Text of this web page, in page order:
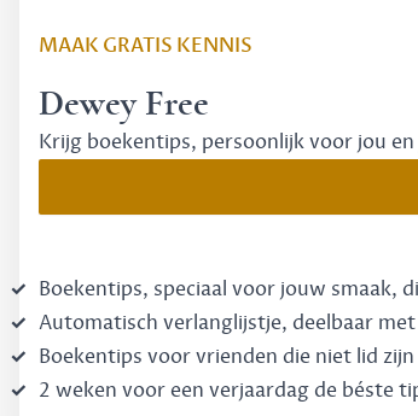
MAAK GRATIS KENNIS
Dewey Free
Krijg boekentips, persoonlijk voor jou
Boekentips, speciaal voor jouw smaak,
Automatisch verlanglijstje, deelbaar
Boekentips voor vrienden die niet lid zijn
2 weken voor een verjaardag de béste